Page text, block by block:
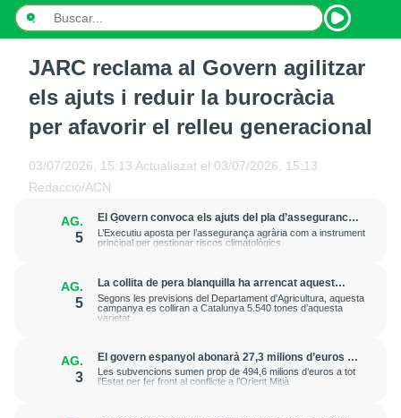
INICI
NOTÍCIES
ESPORTS
JARC reclama al Govern agilitzar
els ajuts i reduir la burocràcia
per afavorir el relleu generacional
03/07/2026, 15:13 Actualiazat el 03/07/2026, 15:13
Redacció/ACN
AG.
5
El Govern convoca els ajuts del pla d’assegurances
agràries del 2026 amb un pressupost de 20 milions
d’euros
L’Executiu aposta per l’assegurança agrària com a instrument
principal per gestionar riscos climatològics
AG.
5
La collita de pera blanquilla ha arrencat aquest
dimecres a Lleida amb unes bones expectatives de
qualitat i uns calibres més grans
Segons les previsions del Departament d'Agricultura, aquesta
campanya es colliran a Catalunya 5.540 tones d’aquesta
varietat
AG.
3
El govern espanyol abonarà 27,3 milions d’euros a
agricultors catalans en ajudes per comprar
fertilitzants
Les subvencions sumen prop de 494,6 milions d’euros a tot
l’Estat per fer front al conflicte a l’Orient Mitjà